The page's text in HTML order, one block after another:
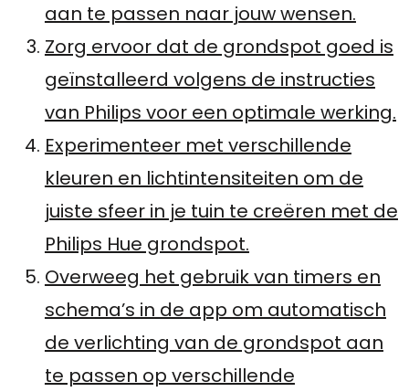
aan te passen naar jouw wensen.
Zorg ervoor dat de grondspot goed is
geïnstalleerd volgens de instructies
van Philips voor een optimale werking.
Experimenteer met verschillende
kleuren en lichtintensiteiten om de
juiste sfeer in je tuin te creëren met de
Philips Hue grondspot.
Overweeg het gebruik van timers en
schema’s in de app om automatisch
de verlichting van de grondspot aan
te passen op verschillende